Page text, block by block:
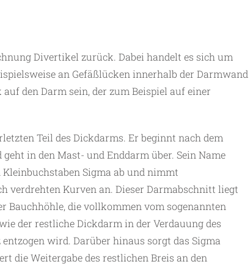
Divertikel zurück. Dabei handelt es sich um
an Gefäßlücken innerhalb der Darmwand
den Darm sein, der zum Beispiel auf einer
Teil des Dickdarms. Er beginnt nach dem
in den Mast- und Enddarm über. Sein Name
Sigma ab und nimmt
verdrehten Kurven an. Dieser Darmabschnitt liegt
Bauchhöhle, die vollkommen vom sogenannten
der restliche Dickdarm in der Verdauung des
wird. Darüber hinaus sorgt das Sigma
die Weitergabe des restlichen Breis an den